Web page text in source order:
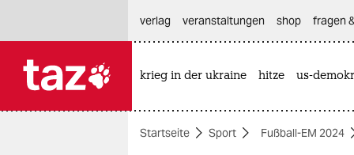
themen
verlag
veranstaltungen shop fragen
krieg in der ukraine hitze us-
Startseite Sport Fußball-EM 2024